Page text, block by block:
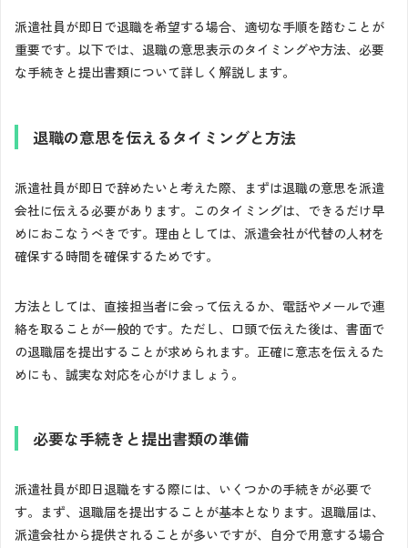
派遣社員が即日で退職を希望する場合、適切な手順を踏むことが
重要です。以下では、退職の意思表示のタイミングや方法、必要
な手続きと提出書類について詳しく解説します。
退職の意思を伝えるタイミングと方法
派遣社員が即日で辞めたいと考えた際、まずは退職の意思を派遣
会社に伝える必要があります。このタイミングは、できるだけ早
めにおこなうべきです。理由としては、派遣会社が代替の人材を
確保する時間を確保するためです。
方法としては、直接担当者に会って伝えるか、電話やメールで連
絡を取ることが一般的です。ただし、口頭で伝えた後は、書面で
の退職届を提出することが求められます。正確に意志を伝えるた
めにも、誠実な対応を心がけましょう。
必要な手続きと提出書類の準備
派遣社員が即日退職をする際には、いくつかの手続きが必要で
す。まず、退職届を提出することが基本となります。退職届は、
派遣会社から提供されることが多いですが、自分で用意する場合